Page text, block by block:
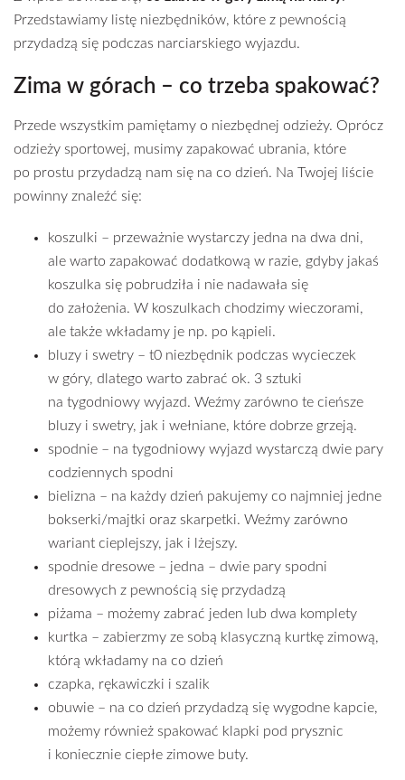
Przedstawiamy listę niezbędników, które z pewnością
przydadzą się podczas narciarskiego wyjazdu.
Zima w górach – co trzeba spakować?
Przede wszystkim pamiętamy o niezbędnej odzieży. Oprócz
odzieży sportowej, musimy zapakować ubrania, które
po prostu przydadzą nam się na co dzień. Na Twojej liście
powinny znaleźć się:
koszulki – przeważnie wystarczy jedna na dwa dni,
ale warto zapakować dodatkową w razie, gdyby jakaś
koszulka się pobrudziła i nie nadawała się
do założenia. W koszulkach chodzimy wieczorami,
ale także wkładamy je np. po kąpieli.
bluzy i swetry – t0 niezbędnik podczas wycieczek
w góry, dlatego warto zabrać ok. 3 sztuki
na tygodniowy wyjazd. Weźmy zarówno te cieńsze
bluzy i swetry, jak i wełniane, które dobrze grzeją.
spodnie – na tygodniowy wyjazd wystarczą dwie pary
codziennych spodni
bielizna – na każdy dzień pakujemy co najmniej jedne
bokserki/majtki oraz skarpetki. Weźmy zarówno
wariant cieplejszy, jak i lżejszy.
spodnie dresowe – jedna – dwie pary spodni
dresowych z pewnością się przydadzą
piżama – możemy zabrać jeden lub dwa komplety
kurtka – zabierzmy ze sobą klasyczną kurtkę zimową,
którą wkładamy na co dzień
czapka, rękawiczki i szalik
obuwie – na co dzień przydadzą się wygodne kapcie,
możemy również spakować klapki pod prysznic
i koniecznie ciepłe zimowe buty.